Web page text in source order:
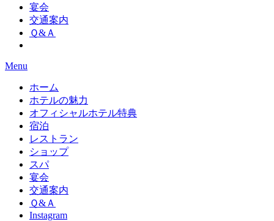
宴会
交通案内
Ｑ&Ａ
Menu
ホーム
ホテルの魅力
オフィシャルホテル特典
宿泊
レストラン
ショップ
スパ
宴会
交通案内
Ｑ&Ａ
Instagram